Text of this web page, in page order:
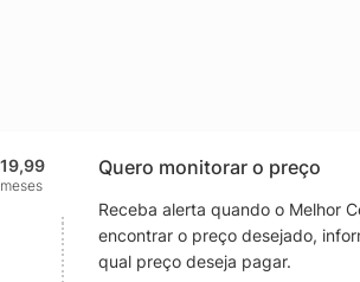
Quero monitorar o preço
Receba alerta quando o Melhor
encontrar o preço desejado,
qual preço deseja pagar.